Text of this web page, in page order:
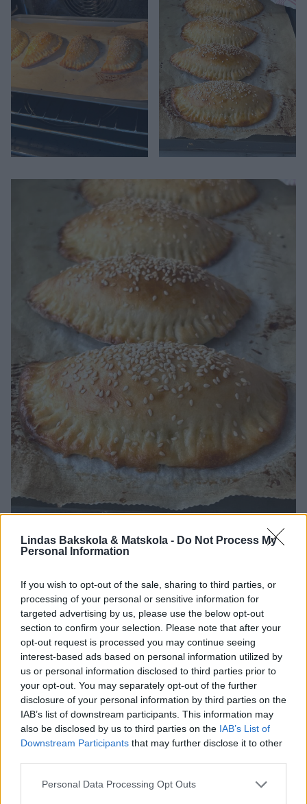
Lindas Bakskola & Matskola - Do Not Process My
Personal Information
If you wish to opt-out of the sale, sharing to third parties, or
processing of your personal or sensitive information for
targeted advertising by us, please use the below opt-out
section to confirm your selection. Please note that after your
opt-out request is processed you may continue seeing
interest-based ads based on personal information utilized by
us or personal information disclosed to third parties prior to
your opt-out. You may separately opt-out of the further
disclosure of your personal information by third parties on the
IAB’s list of downstream participants. This information may
also be disclosed by us to third parties on the IAB’s List of
Downstream Participants that may further disclose it to other
Personal Data Processing Opt Outs